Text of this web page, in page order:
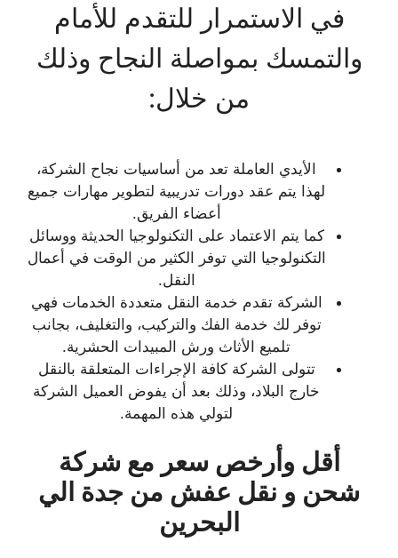
في الاستمرار للتقدم للأمام
والتمسك بمواصلة النجاح وذلك
من خلال:
الأيدي العاملة تعد من أساسيات نجاح الشركة،
لهذا يتم عقد دورات تدريبية لتطوير مهارات جميع
أعضاء الفريق.
كما يتم الاعتماد على التكنولوجيا الحديثة ووسائل
التكنولوجيا التي توفر الكثير من الوقت في أعمال
النقل.
الشركة تقدم خدمة النقل متعددة الخدمات فهي
توفر لك خدمة الفك والتركيب، والتغليف، بجانب
تلميع الأثاث ورش المبيدات الحشرية.
تتولى الشركة كافة الإجراءات المتعلقة بالنقل
خارج البلاد، وذلك بعد أن يفوض العميل الشركة
لتولي هذه المهمة.
أقل وأرخص سعر مع شركة
شحن و نقل عفش من جدة الي
البحرين